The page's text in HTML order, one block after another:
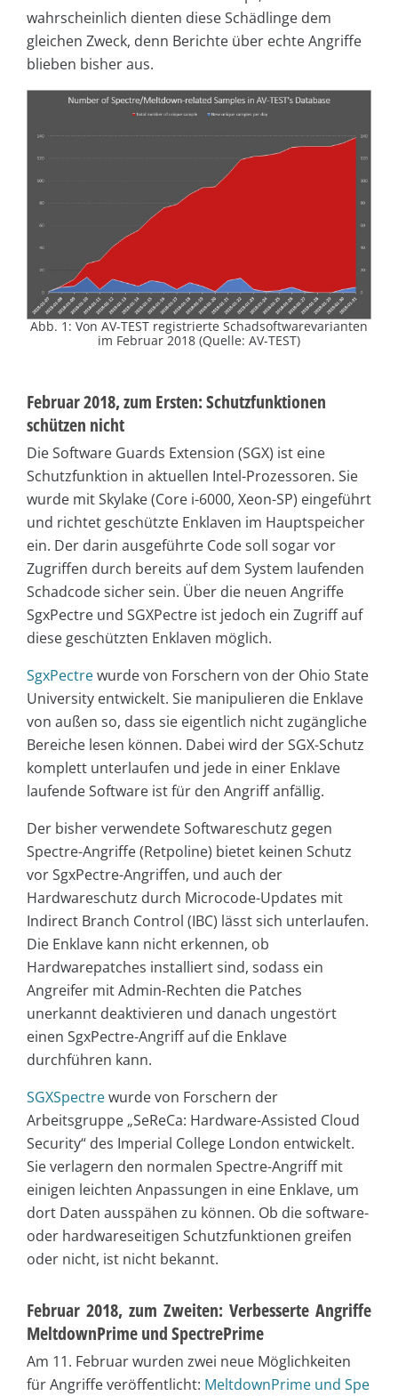
wahrscheinlich dienten diese Schädlinge dem
gleichen Zweck, denn Berichte über echte Angriffe
blieben bisher aus.
Abb. 1: Von AV-TEST registrierte Schadsoftwarevarianten
im Februar 2018 (Quelle: AV-TEST)
Februar 2018, zum Ersten: Schutzfunktionen
schützen nicht
Die Software Guards Extension (SGX) ist eine
Schutzfunktion in aktuellen Intel-Prozessoren. Sie
wurde mit Skylake (Core i-6000, Xeon-SP) eingeführt
und richtet geschützte Enklaven im Hauptspeicher
ein. Der darin ausgeführte Code soll sogar vor
Zugriffen durch bereits auf dem System laufenden
Schadcode sicher sein. Über die neuen Angriffe
SgxPectre und SGXPectre ist jedoch ein Zugriff auf
diese geschützten Enklaven möglich.
SgxPectrewurde von Forschern von der Ohio State
University entwickelt. Sie manipulieren die Enklave
von außen so, dass sie eigentlich nicht zugängliche
Bereiche lesen können. Dabei wird der SGX-Schutz
komplett unterlaufen und jede in einer Enklave
laufende Software ist für den Angriff anfällig.
Der bisher verwendete Softwareschutz gegen
Spectre-Angriffe (Retpoline) bietet keinen Schutz
vor SgxPectre-Angriffen, und auch der
Hardwareschutz durch Microcode-Updates mit
Indirect Branch Control (IBC) lässt sich unterlaufen.
Die Enklave kann nicht erkennen, ob
Hardwarepatches installiert sind, sodass ein
Angreifer mit Admin-Rechten die Patches
unerkannt deaktivieren und danach ungestört
einen SgxPectre-Angriff auf die Enklave
durchführen kann.
SGXSpectrewurde von Forschern der
Arbeitsgruppe „SeReCa: Hardware-Assisted Cloud
Security“ des Imperial College London entwickelt.
Sie verlagern den normalen Spectre-Angriff mit
einigen leichten Anpassungen in eine Enklave, um
dort Daten ausspähen zu können. Ob die software-
oder hardwareseitigen Schutzfunktionen greifen
oder nicht, ist nicht bekannt.
Februar 2018, zum Zweiten: Verbesserte Angriffe
MeltdownPrime und SpectrePrime
Am 11. Februar wurden zwei neue Möglichkeiten
für Angriffe veröffentlicht: MeltdownPrime und Spe